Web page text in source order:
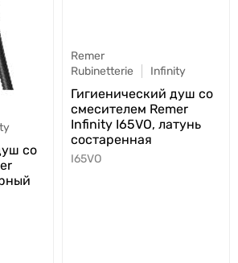
со
Remer
Rubinetterie
Infinity
Гигиенический душ со
смесителем Remer
Infinity I65VO, латунь
состаренная
I65VO